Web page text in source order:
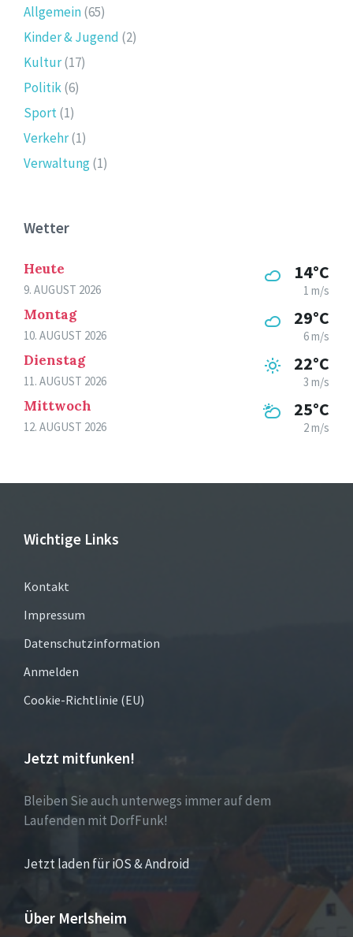
Allgemein(65)
Kinder & Jugend (2)
Kultur(17)
Politik(6)
Sport(1)
Verkehr(1)
Verwaltung(1)
Wetter
Heute
9. AUGUST 2026
14°C
1 m/s
Montag
10. AUGUST 2026
29°C
6 m/s
Dienstag
11. AUGUST 2026
22°C
3 m/s
Mittwoch
12. AUGUST 2026
25°C
2 m/s
Wichtige Links
Kontakt
Impressum
Datenschutzinformation
Anmelden
Cookie-Richtlinie (EU)
Jetzt mitfunken!
Bleiben Sie auch unterwegs immer auf dem
Laufenden mit DorfFunk!
Jetzt laden für iOS & Android
Über Merlsheim